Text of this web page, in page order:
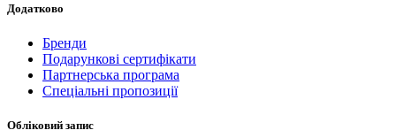
Додатково
Бренди
Подарункові сертифікати
Партнерська програма
Спеціальні пропозиції
Обліковий запис